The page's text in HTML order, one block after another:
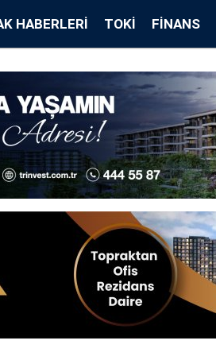
HABERLERI TOKİ FINANS